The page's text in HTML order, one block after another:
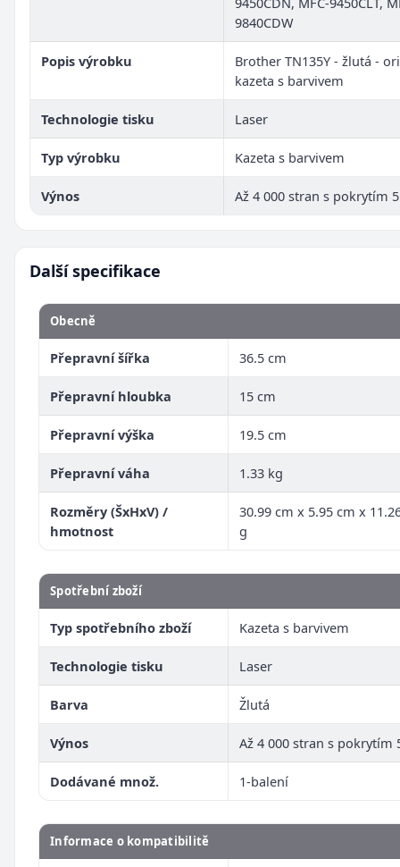
9840CDW
Popis výrobku
Brother TN135Y - žlutá -
kazeta s barvivem
Technologie tisku Laser
Typ výrobku Kazeta s barvivem
Výnos Až 4 000 stran s pokrytím
Další specifikace
Obecně
Přepravní šířka 36.5 cm
Přepravní hloubka 15 cm
Přepravní výška 19.5 cm
Přepravní váha 1.33 kg
Rozměry (ŠxHxV) /
hmotnost
30.99 cm x 5.95 cm x
g
Spotřební zboží
Typ spotřebního zboží Kazeta s barvivem
Technologie tisku Laser
Barva Žlutá
Výnos Až 4 000 stran s pokrytím
Dodávané množ. 1-balení
Informace o kompatibilitě